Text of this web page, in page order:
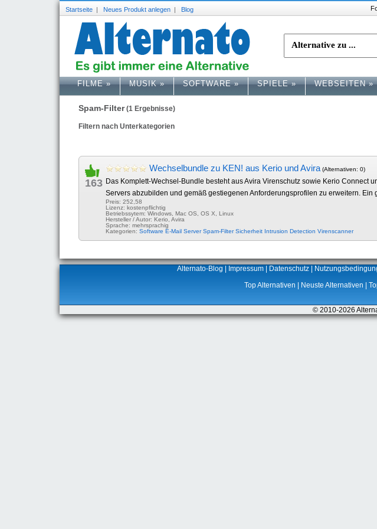
Startseite | Neues Produkt anlegen | Blog
FILME» MUSIK» SOFTWARE» SPIELE» WEBSEITEN»
Spam-Filter(1 Ergebnisse)
Filtern nach Unterkategorien
163
Wechselbundle zu KEN! aus Kerio und Avira (Alternativen: 0)
Das Komplett-Wechsel-Bundle besteht aus Avira Virenschutz sowie Kerio Connect
Servers abzubilden und gemäß gestiegenen Anforderungsprofilen zu erweitern. Ein
Preis: 252,58
Lizenz: kostenpflichtig
Betriebssytem: Windows, Mac OS, OS X, Linux
Hersteller / Autor: Kerio, Avira
Sprache: mehrsprachig
Kategorien: Software E-Mail Server Spam-Filter Sicherheit Intrusion Detection Virenscanner
Alternato-Blog Impressum Datenschutz
Top Alternativen
Neuste Alternativen
© 2010-2026